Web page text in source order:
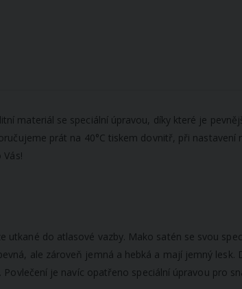
materiál se speciální úpravou, díky které je
prát na 40°C tiskem dovnitř, při nastavení
do atlasové vazby. Mako satén se svou
ale zároveň jemná a hebká a mají jemný lesk.
je navíc opatřeno speciální úpravou pro